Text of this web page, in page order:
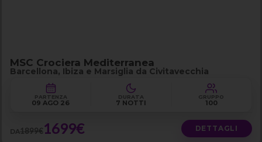
MSC Crociera Mediterranea
Barcellona, Ibiza e Marsiglia da Civitavecchia
PARTENZA
09 AGO 26
DURATA
7 NOTTI
GRUPPO
100
DA1899€1699€ DETTAGLI